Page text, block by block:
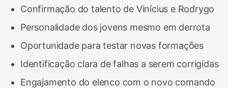
Confirmação do talento de Vinícius e Rodrygo
Personalidade dos jovens mesmo em derrota
Oportunidade para testar novas formações
Identificação clara de falhas a serem corrigidas
Engajamento do elenco com o novo comando